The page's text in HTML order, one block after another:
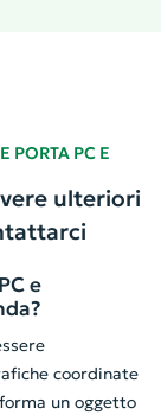
PORTA PC E
ulteriori
e
coordinate
un oggetto